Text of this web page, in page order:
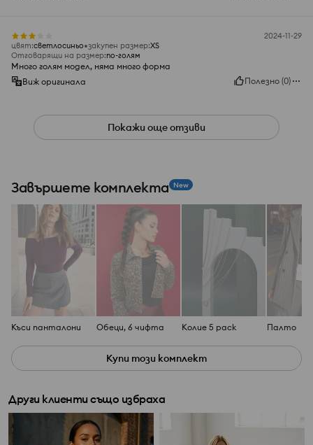
2024-11-29
цвят:светлосиньо закупен размер:XS
Отговарящи на размер:по-голям
Много голям модел, няма много форма
Виж оригинала
Полезно (0)
Покажи още отзиви
Завършете комплекта New
Къси панталони Обеци, 6 чифта Колие 5 pack Палто
Купи този комплект
Други клиенти също избраха